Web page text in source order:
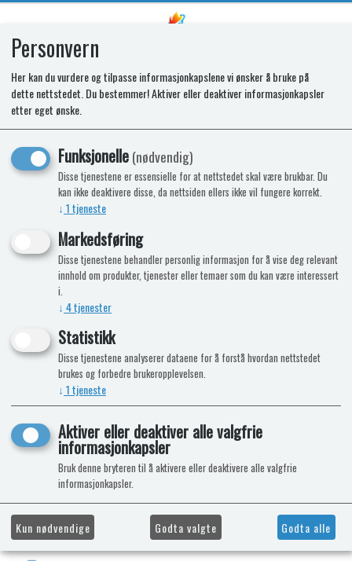
SPARES KIT. GLASS LID. ARGENT
BOWL. RACK. BK
Personvern
Her kan du vurdere og tilpasse informasjonkapslene vi ønsker å bruke på
dette nettstedet. Du bestemmer! Aktiver eller deaktiver informasjonkapsler
etter eget ønske.
Funksjonelle(nødvendig)
Disse tjenestene er essensielle for at nettstedet skal være brukbar. Du
kan ikke deaktivere disse, da nettsiden ellers ikke vil fungere korrekt.
↓ 1tjeneste
Markedsføring
Disse tjenestene behandler personlig informasjon for å vise deg relevant
innhold om produkter, tjenester eller temaer som du kan være interessert
i.
↓ 4tjenester
Statistikk
Disse tjenestene analyserer dataene for å forstå hvordan nettstedet
brukes og forbedre brukeropplevelsen.
↓ 1tjeneste
Aktiver eller deaktiver alle valgfrie
informasjonkapsler
Bruk denne bryteren til å aktivere eller deaktivere alle valgfrie
informasjonkapsler.
Kun nødvendige Godta valgte Godta alle